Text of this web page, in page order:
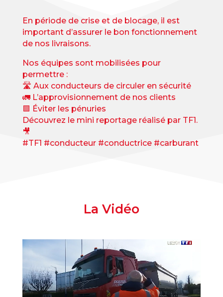
En période de crise et de blocage, il est
important d’assurer le bon fonctionnement
de nos livraisons.
Nos équipes sont mobilisées pour
permettre :
🛣️ Aux conducteurs de circuler en sécurité
🚛 L’approvisionnement de nos clients
🟩 Éviter les pénuries
Découvrez le mini reportage réalisé par TF1.
🎥
#TF1 #conducteur #conductrice #carburant
La Vidéo